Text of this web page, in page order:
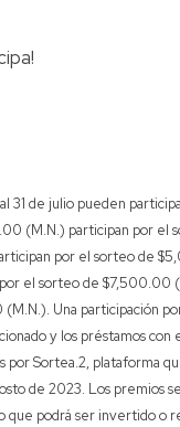
de julio pueden
(M.N.) participan por el
por el sorteo de
el sorteo de $7,500.00
Una participación
y los préstamos con
por Sortea.2, plataforma
de 2023. Los premios
que podrá ser invertido o